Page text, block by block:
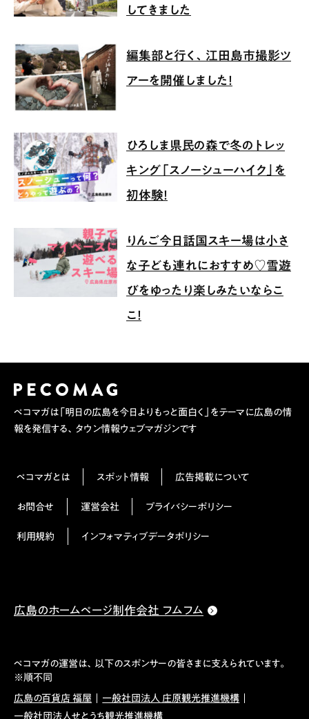
してきました
編集部と行く、江田島市撮影ツ
アーを開催しました！
ひろしま県民の森で冬のトレッ
キング「スノーシューハイク」を
初体験！
りんご今日話国スキー場は小さ
な子ども連れにおすすめ♡雪遊
びをゆったり楽しみたいならこ
こ！
ペコマガは「明日の広島を今日よりもっと面白く」をテーマに広島の情
報を発信する、タウン情報ウェブマガジンです
ペコマガとは スポット情報 広告掲載について
お問合せ 運営会社 プライバシーポリシー
利用規約 インフォマティブデータポリシー
広島のホームページ制作会社 フムフム
ペコマガの運営は、以下のスポンサーの皆さまに支えられています。
※順不同
広島の百貨店 福屋
一般社団法人 庄原観光推進機構
一般社団法人せとうち観光推進機構